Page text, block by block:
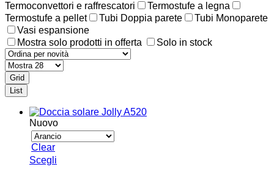
Termoconvettori e raffrescatori
Termostufe a legna
Termostufe a pellet
Tubi Doppia parete
Tubi Monoparete
Vasi espansione
Mostra solo prodotti in offerta
Solo in stock
Grid
List
Nuovo
Clear
Scegli